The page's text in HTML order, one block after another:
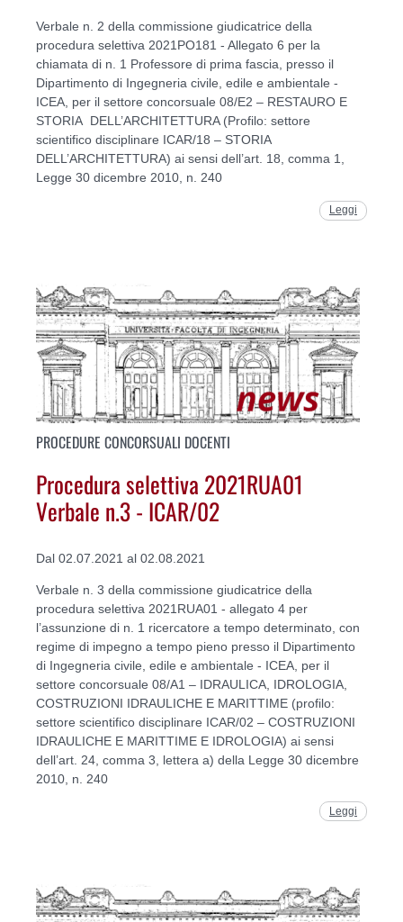
Verbale n. 2 della commissione giudicatrice della
procedura selettiva 2021PO181 - Allegato 6 per la
chiamata di n. 1 Professore di prima fascia, presso il
Dipartimento di Ingegneria civile, edile e ambientale -
ICEA, per il settore concorsuale 08/E2 – RESTAURO E
STORIA DELL’ARCHITETTURA (Profilo: settore
scientifico disciplinare ICAR/18 – STORIA
DELL’ARCHITETTURA) ai sensi dell’art. 18, comma 1,
Legge 30 dicembre 2010, n. 240
Leggi
PROCEDURE CONCORSUALI DOCENTI
Procedura selettiva 2021RUA01
Verbale n.3 - ICAR/02
Dal 02.07.2021 al 02.08.2021
Verbale n. 3 della commissione giudicatrice della
procedura selettiva 2021RUA01 - allegato 4 per
l’assunzione di n. 1 ricercatore a tempo determinato, con
regime di impegno a tempo pieno presso il Dipartimento
di Ingegneria civile, edile e ambientale - ICEA, per il
settore concorsuale 08/A1 – IDRAULICA, IDROLOGIA,
COSTRUZIONI IDRAULICHE E MARITTIME (profilo:
settore scientifico disciplinare ICAR/02 – COSTRUZIONI
IDRAULICHE E MARITTIME E IDROLOGIA) ai sensi
dell’art. 24, comma 3, lettera a) della Legge 30 dicembre
2010, n. 240
Leggi